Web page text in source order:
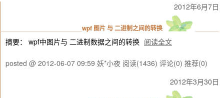
2012年6月7日
wpf 图片 与 二进制之间的转换
摘要： wpf中图片与 二进制数据之间的转换 阅读全文
posted @ 2012-06-07 09:59 妖*小夜 阅读(1436) 评论(0) 推荐(0)
2012年3月30日